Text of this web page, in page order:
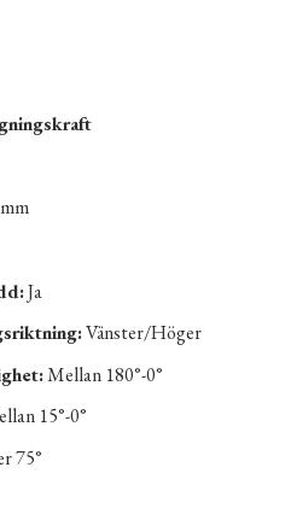
Ja
Vänster/Höger
Mellan 180°-0°
15°-0°
75°